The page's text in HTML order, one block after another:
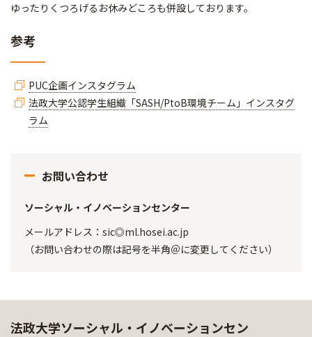
ゆったりくつろげるお休みどころも併設しております。
参考
PUC企画インスタグラム
法政大学公認学生組織「SASH/PtoB環境チーム」インスタグ
ラム
お問い合わせ
ソーシャル・イノベーションセンター
メールアドレス：sic◎ml.hosei.ac.jp
（お問い合わせの際は記号を半角＠に変更してください）
法政大学ソーシャル・イノベーションセン